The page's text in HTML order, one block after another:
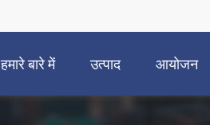
हमारे बारे में उत्पाद आयोजन